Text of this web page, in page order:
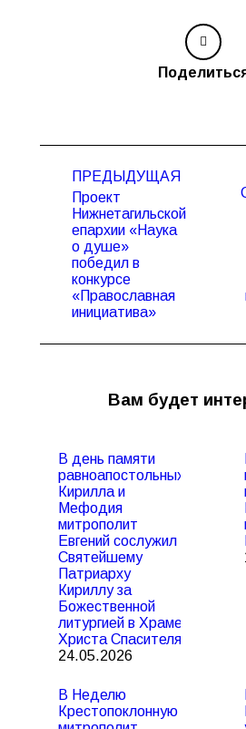
записям
ПРЕДЫДУЩАЯ
Предыдущая
запись:
Проект
Нижнетагильской
епархии «Наука
о душе»
победил в
конкурсе
«Православная
инициатива»
Вам будет
В день памяти
равноапостольных
Кирилла и
Мефодия
митрополит
Евгений сослужил
Святейшему
Патриарху
Кириллу за
Божественной
литургией в Храме
Христа Спасителя
24.05.2026
В Неделю
Крестопоклонную